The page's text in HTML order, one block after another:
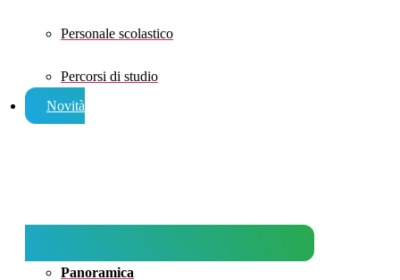
Personale scolastico
Percorsi di studio
Novità
Panoramica